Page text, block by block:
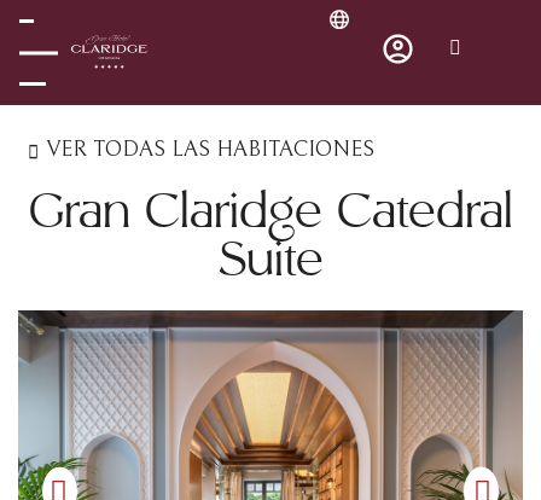
VER TODAS LAS HABITACIONES
Gran Claridge Catedral
Suite